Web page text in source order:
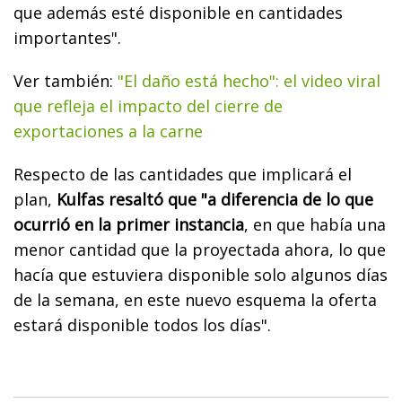
que además esté disponible en cantidades
importantes".
Ver también: "El daño está hecho": el video viral
que refleja el impacto del cierre de
exportaciones a la carne
Respecto de las cantidades que implicará el
plan, Kulfas resaltó que "a diferencia de lo que
ocurrió en la primer instancia, en que había una
menor cantidad que la proyectada ahora, lo que
hacía que estuviera disponible solo algunos días
de la semana, en este nuevo esquema la oferta
estará disponible todos los días".